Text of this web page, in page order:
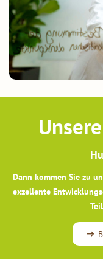
Dann kommen Sie zu
exzellente